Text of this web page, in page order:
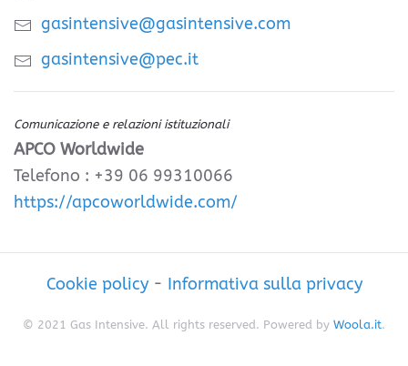
gasintensive@gasintensive.com
gasintensive@pec.it
Comunicazione e relazioni istituzionali
APCO Worldwide
Telefono : +39 06 99310066
https://apcoworldwide.com/
Cookie policy- Informativa sulla privacy
© 2021 Gas Intensive. All rights reserved. Powered by Woola.it.